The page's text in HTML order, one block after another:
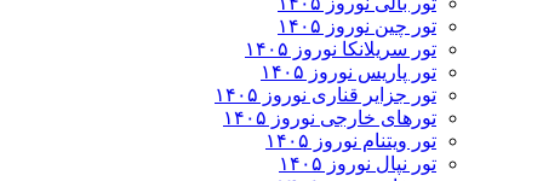
تور چين نوروز ۱۴۰۵
تور سریلانکا نوروز ۱۴۰۵
تور پاریس نوروز ۱۴۰۵
تور جزایر قناری نوروز ۱۴۰۵
تورهای خارجی نوروز ۱۴۰۵
تور ویتنام نوروز ۱۴۰۵
تور نپال نوروز ۱۴۰۵